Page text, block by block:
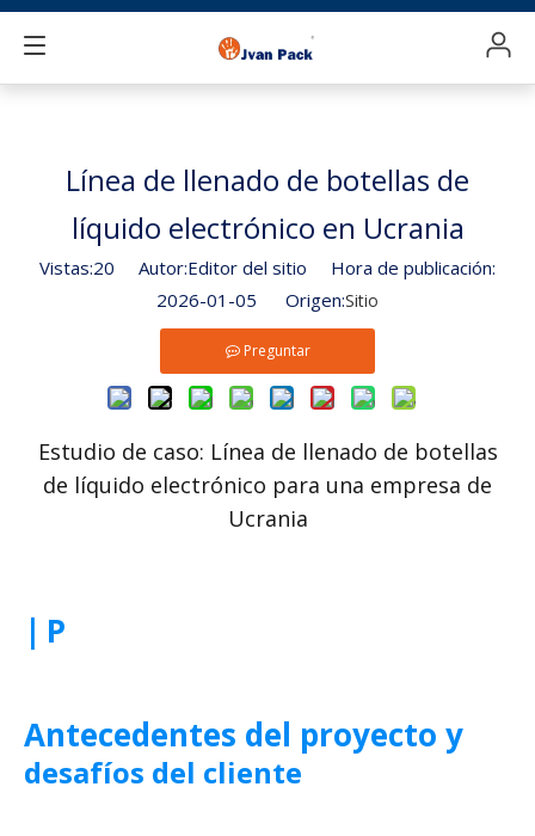
Línea de llenado de botellas de
líquido electrónico en Ucrania
Vistas:20 Autor:Editor del sitio Hora de publicación:
2026-01-05 Origen:Sitio
Preguntar
Estudio de caso: Línea de llenado de botellas
de líquido electrónico para una empresa de
Ucrania
| P
Antecedentes del proyecto y
desafíos del cliente